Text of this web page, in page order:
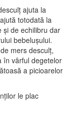
ajuta la
totodată la
și de echilibru dar
bebelușului.
mers desculț,
în vârful degetelor
a picioarelor
le plac